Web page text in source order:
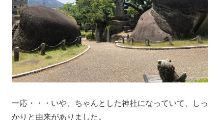
一応・・・いや、ちゃんとした神社になっていて、しっ
かりと由来がありました。